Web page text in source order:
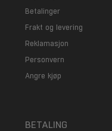
Betalinger
Frakt og levering
Reklamasjon
Personvern
Angre kjøp
BETALING